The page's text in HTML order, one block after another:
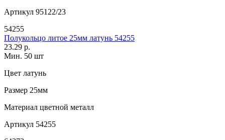
Артикул 95122/23
54255
Полукольцо литое 25мм латунь 54255
23.29 р.
Мин. 50 шт
Цвет латунь
Размер 25мм
Материал цветной металл
Артикул 54255